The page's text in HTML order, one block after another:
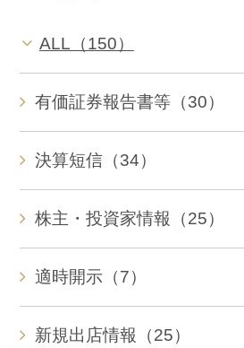
ALL（150）
有価証券報告書等（30）
決算短信（34）
株主・投資家情報（25）
適時開示（7）
新規出店情報（25）